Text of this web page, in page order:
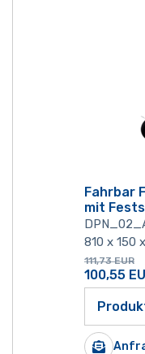
Fahrbar
mit
810 x 150
111,73 EUR
100,55